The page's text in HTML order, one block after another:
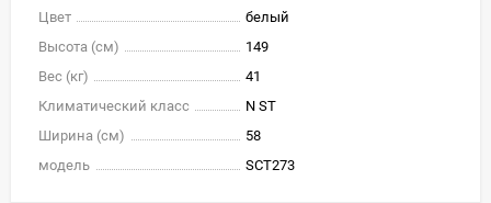
Цвет
белый
Высота (см)
149
Вес (кг)
41
Климатический класс
N ST
Ширина (см)
58
модель
SCT273